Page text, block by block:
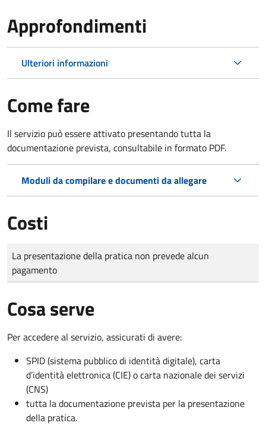
Approfondimenti
Ulteriori informazioni
Come fare
Il servizio può essere attivato presentando tutta la
documentazione prevista, consultabile in formato PDF.
Moduli da compilare e documenti da allegare
Costi
Tipo di pagamento
Importo
La presentazione della pratica non prevede alcun
pagamento
Cosa serve
Per accedere al servizio, assicurati di avere:
SPID (sistema pubblico di identità digitale), carta
d’identità elettronica (CIE) o carta nazionale dei servizi
(CNS)
tutta la documentazione prevista per la presentazione
della pratica.